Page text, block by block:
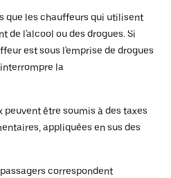
que les chauffeurs qui utilisent
de l'alcool ou des drogues. Si
est sous l'emprise de drogues
la
être soumis à des taxes
appliquées en sus des
correspondent